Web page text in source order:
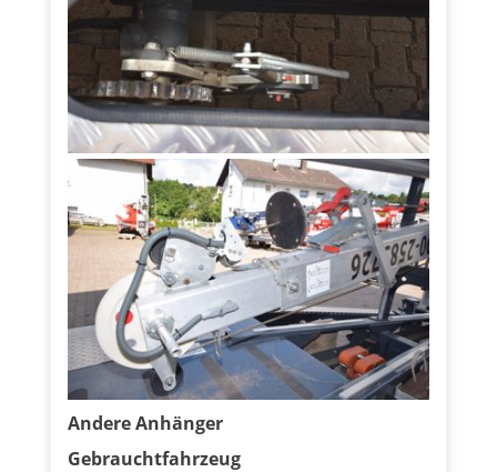
Andere Anhänger
Gebrauchtfahrzeug